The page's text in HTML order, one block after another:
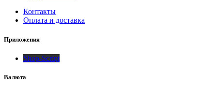
Контакты
Оплата и доставка
Приложения
Shop-Script
Валюта